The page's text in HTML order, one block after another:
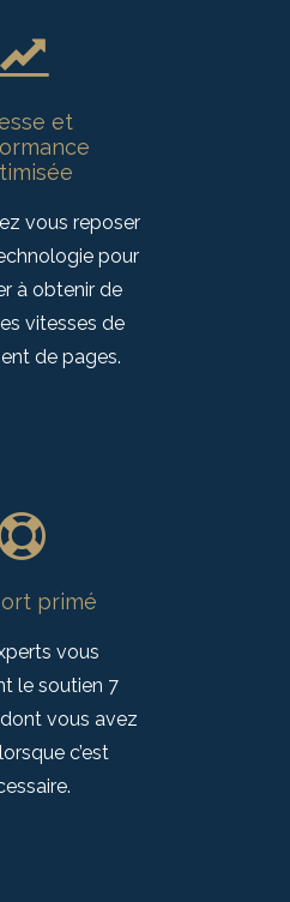
et
vous reposer
pour
à obtenir de
vitesses de
de pages.
primé
vous
le soutien 7
vous avez
c’est